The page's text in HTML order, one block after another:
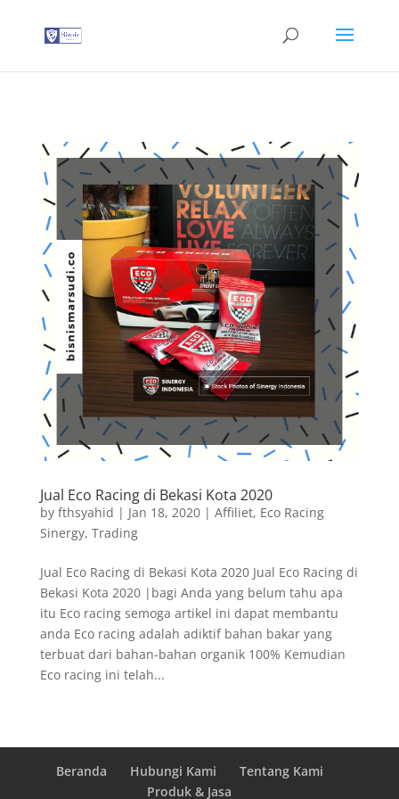
Jual Eco Racing di Bekasi Kota 2020
by fthsyahid | Jan 18, 2020| Affiliet, Eco Racing
Sinergy, Trading
Jual Eco Racing di Bekasi Kota 2020 Jual Eco Racing di
Bekasi Kota 2020 |bagi Anda yang belum tahu apa
itu Eco racing semoga artikel ini dapat membantu
anda Eco racing adalah adiktif bahan bakar yang
terbuat dari bahan-bahan organik 100% Kemudian
Eco racing ini telah...
Beranda Hubungi Kami
Tentang Kami
Produk & Jasa